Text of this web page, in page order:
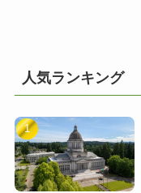
人気ランキング